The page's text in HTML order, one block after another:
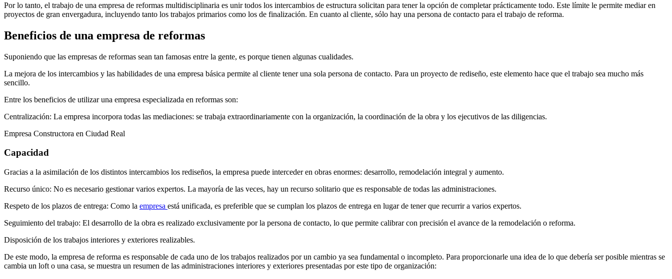
Por lo tanto, el trabajo de una empresa de reformas multidisciplinaria es unir todos los intercambios de estructura solicitan para tener la opción de completar prácticamente todo. Este límite le permite mediar en
proyectos de gran envergadura, incluyendo tanto los trabajos primarios como los de finalización. En cuanto al cliente, sólo hay una persona de contacto para el trabajo de reforma.
Beneficios de una empresa de reformas
Suponiendo que las empresas de reformas sean tan famosas entre la gente, es porque tienen algunas cualidades.
La mejora de los intercambios y las habilidades de una empresa básica permite al cliente tener una sola persona de contacto. Para un proyecto de rediseño, este elemento hace que el trabajo sea mucho más
sencillo.
Entre los beneficios de utilizar una empresa especializada en reformas son:
Centralización: La empresa incorpora todas las mediaciones: se trabaja extraordinariamente con la organización, la coordinación de la obra y los ejecutivos de las diligencias.
Empresa Constructora en Ciudad Real
Capacidad
Gracias a la asimilación de los distintos intercambios los rediseños, la empresa puede interceder en obras enormes: desarrollo, remodelación integral y aumento.
Recurso único: No es necesario gestionar varios expertos. La mayoría de las veces, hay un recurso solitario que es responsable de todas las administraciones.
Respeto de los plazos de entrega: Como la empresa está unificada, es preferible que se cumplan los plazos de entrega en lugar de tener que recurrir a varios expertos.
Seguimiento del trabajo: El desarrollo de la obra es realizado exclusivamente por la persona de contacto, lo que permite calibrar con precisión el avance de la remodelación o reforma.
Disposición de los trabajos interiores y exteriores realizables.
De este modo, la empresa de reforma es responsable de cada uno de los trabajos realizados por un cambio ya sea fundamental o incompleto. Para proporcionarle una idea de lo que debería ser posible mientras se
cambia un loft o una casa, se muestra un resumen de las administraciones interiores y exteriores presentadas por este tipo de organización: